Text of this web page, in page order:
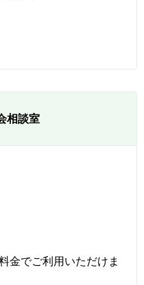
相談室
金でご利用いただけま